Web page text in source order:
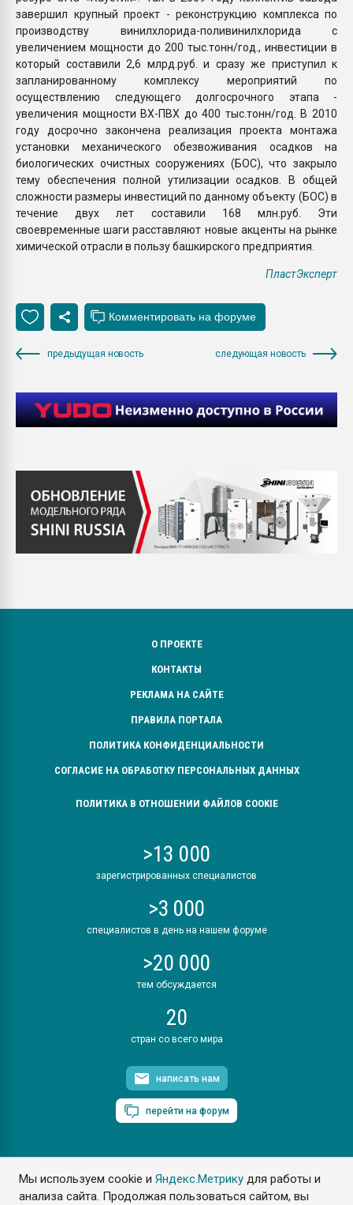
Мы используем cookie иЯндекс.Метрику для работы и
анализа сайта. Продолжая пользоваться сайтом, вы
завершил крупный проект - реконструкцию комплекса по
производству винилхлорида-поливинилхлорида с
увеличением мощности до 200 тыс.тонн/год., инвестиции в
который составили 2,6 млрд.руб. и сразу же приступил к
запланированному комплексу мероприятий по
осуществлению следующего долгосрочного этапа -
увеличения мощности ВХ-ПВХ до 400 тыс.тонн/год. В 2010
году досрочно закончена реализация проекта монтажа
установки механического обезвоживания осадков на
биологических очистных сооружениях (БОС), что закрыло
тему обеспечения полной утилизации осадков. В общей
сложности размеры инвестиций по данному объекту (БОС) в
течение двух лет составили 168 млн.руб. Эти
своевременные шаги расставляют новые акценты на рынке
химической отрасли в пользу башкирского предприятия.
ПластЭксперт
предыдущая новость следующая новость
О ПРОЕКТЕ
КОНТАКТЫ
РЕКЛАМА НА САЙТЕ
ПРАВИЛА ПОРТАЛА
ПОЛИТИКА КОНФИДЕНЦИАЛЬНОСТИ
СОГЛАСИЕ НА ОБРАБОТКУ ПЕРСОНАЛЬНЫХ ДАННЫХ
ПОЛИТИКА В ОТНОШЕНИИ ФАЙЛОВ COOKIE
>13 000
зарегистрированных специалистов
>3 000
специалистов в день на нашем форуме
>20 000
тем обсуждается
20
стран со всего мира
написать нам
перейти на форум
ПластЭксперт © 2006. Все права защищены
Разрешается копирование материалов сайта с обязательной